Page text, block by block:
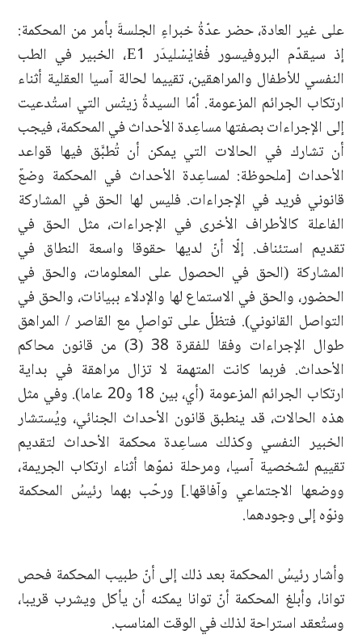
على غير العادة، حضر عدّةُ خبراءٍ الجلسةَ بأمر من المحكمة:
إذ سيقدّم البروفيسور فْغايْسْليدَر E1، الخبير في الطب
النفسي للأطفال والمراهقين، تقييما لحالة آسيا العقلية أثناء
ارتكاب الجرائم المزعومة. أمّا السيدةُ زيتْس التي استُدعيت
إلى الإجراءات بصفتها مساعِدة الأحداث في المحكمة، فيجب
أن تشارك في الحالات التي يمكن أن تُطبَّق فيها قواعد
الأحداث [ملحوظة: لمساعِدة الأحداث في المحكمة وضعٌ
قانوني فريد في الإجراءات. فليس لها الحق في المشاركة
الفاعلة كالأطراف الأخرى في الإجراءات، مثل الحق في
تقديم استئناف. إلّا أنّ لديها حقوقا واسعة النطاق في
المشاركة (الحق في الحصول على المعلومات، والحق في
الحضور، والحق في الاستماع لها والإدلاء ببيانات، والحق في
التواصل القانوني). فتظلّ على تواصلٍ مع القاصر / المراهق
طوال الإجراءات وفقا للفقرة 38 (3) من قانون محاكم
الأحداث. فربما كانت المتهمة لا تزال مراهقة في بداية
ارتكاب الجرائم المزعومة (أي، بين 18 و20 عاما). وفي مثل
هذه الحالات، قد ينطبق قانون الأحداث الجنائي، ويُستشار
الخبير النفسي وكذلك مساعِدة محكمة الأحداث لتقديم
تقييم لشخصية آسيا، ومرحلة نموّها أثناء ارتكاب الجريمة،
ووضعها الاجتماعي وآفاقها.] ورحّب بهما رئيسُ المحكمة
ونوّه إلى وجودهما.
وأشار رئيسُ المحكمة بعد ذلك إلى أنّ طبيب المحكمة فحص
توانا، وأبلغ المحكمة أنّ توانا يمكنه أن يأكل ويشرب قريبا،
وستُعقد استراحة لذلك في الوقت المناسب.